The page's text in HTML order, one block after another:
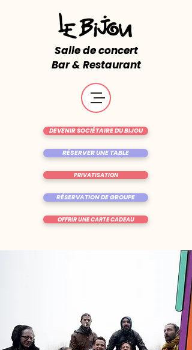
Salle de concert
Bar & Restaurant
RÉSERVER UNE TABLE
OFFRIR UNE CARTE CADEAU
DEVENIR SOCIÉTAIRE DU BIJOU
RÉSERVATION DE GROUPE
PRIVATISATION